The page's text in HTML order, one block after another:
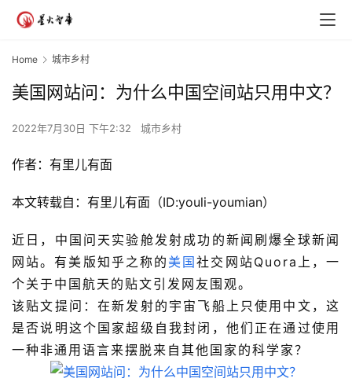
Home 城市乡村
美国网站问：为什么中国空间站只用中文？
2022年7月30日 下午2:32 城市乡村
作者：有里儿有面
本文转载自：有里儿有面（ID:youli-youmian）
近日，中国问天实验舱发射成功的新闻 刷爆全球新闻
网站。有美版知乎之称的美国社交网站Quora 上 ，一
个关于中国航天的贴文引发 网友围观。
该贴文提问：在新发射的宇宙飞船上只使用中文，这
是否说明这个国家超级自我封闭，他们正在通过使用
一种非通用语言来摆脱来自其他国家的科学家？